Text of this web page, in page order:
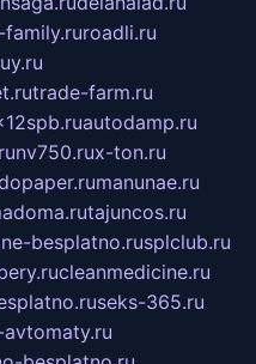
family.ruroadli.ru
trade-farm.ru
autodamp.ru
nv750.rux-ton.ru
manunae.ru
tajuncos.ru
besplatno.rusplclub.ru
cleanmedicine.ru
seks-365.ru